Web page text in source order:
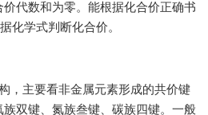
数和为零。能根据化合价正确书
化学式判断化合价。
主要看非金属元素形成的共价键
双键、氮族叁键、碳族四键。一般